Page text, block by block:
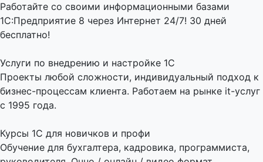
Работайте со своими информационными базами
1С:Предприятие 8 через Интернет 24/7! 30 дней
бесплатно!
Услуги по внедрению и настройке 1С
Проекты любой сложности, индивидуальный подход к
бизнес-процессам клиента. Работаем на рынке it-услуг
с 1995 года.
Курсы 1С для новичков и профи
Обучение для бухгалтера, кадровика, программиста,